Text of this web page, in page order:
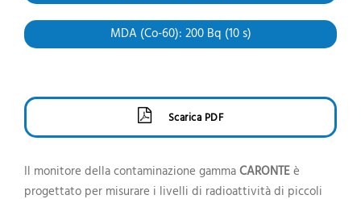
MDA (Co-60): 200 Bq (10 s)
Scarica PDF
Il monitore della contaminazione gammaCARONTEè
progettato per misurare i livelli di radioattività di piccoli